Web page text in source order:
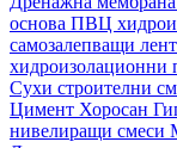
основа ПВЦ
самозалепващи
хидроизолационни
Сухи строителни
Цимент Хоросан
нивелиращи смеси